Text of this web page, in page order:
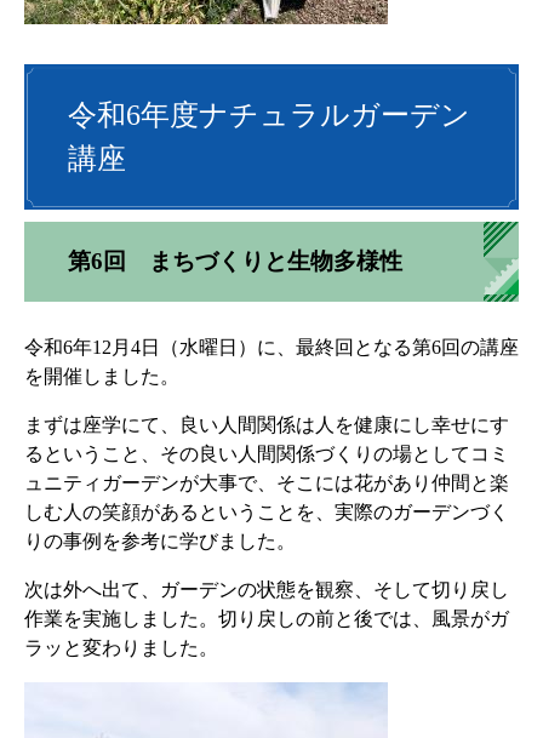
令和6年度ナチュラルガーデン
講座
第6回 まちづくりと生物多様性
令和6年12月4日（水曜日）に、最終回となる第6回の講座
を開催しました。
まずは座学にて、良い人間関係は人を健康にし幸せにす
るということ、その良い人間関係づくりの場としてコミ
ュニティガーデンが大事で、そこには花があり仲間と楽
しむ人の笑顔があるということを、実際のガーデンづく
りの事例を参考に学びました。
次は外へ出て、ガーデンの状態を観察、そして切り戻し
作業を実施しました。切り戻しの前と後では、風景がガ
ラッと変わりました。